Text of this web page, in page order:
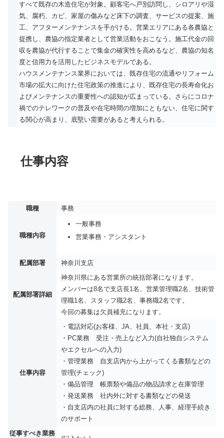
すべて既存の木造住宅が対象。顧客宅へ戸別訪問し、シロアリや湿
気、腐朽、カビ、家屋の傷みなど床下の調査、サービスの提案、施
工、アフターメンテナンスを手がける。営業エリアにある各農協と
提携し、農協の指定業者として営業活動をおこなう。施工代金の回
収を農協が代行することで集金の確実性を高めるなど、農協の知名
度と信用力を活用したビジネスモデルである。
ハウスメンテナンス業界においては、既存住宅の流通やリフォーム
市場の拡大に向けた住宅政策の推進により、既存住宅の長寿命化お
よびメンテナンスの重要性への認知が広まっている。さらにコロナ
禍でのテレワークの普及や在宅時間の増加にともない、住宅に関す
る関心が高まり、底堅い需要があると考えられる。
仕事内容
職種 事務
職種内容
一般事務
営業事務・アシスタント
配属部署 神奈川支店
配属部署詳細
神奈川県にある営業所の統括部署になります。
メンバーは8名で支店長1名、営業管理職2名、技術管
理職1名、スタッフ職2名、事務職2名です。
今回の募集は欠員補充になります。
仕事内容
・電話対応(お客様、JA、社員、本社・支店)
・PC業務 受注・売上など入力(自社独自システム
やエクセルへの入力)
・管理業務 自支店内から上がってくる書類などの
管理(チェック)
・備品管理 帳票類や備品の物品請求と在庫管理
・発送業務 社内外に対する書類などの発送
・自支店内の社員に対する総務、人事、経理手続き
のサポート
従事すべき業務